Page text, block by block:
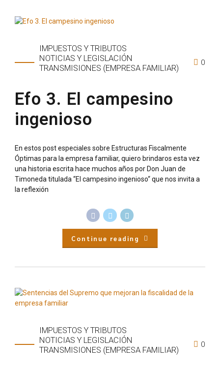
IMPUESTOS Y TRIBUTOS
NOTICIAS Y LEGISLACIÓN
TRANSMISIONES (EMPRESA FAMILIAR)
0
Efo 3. El campesino
ingenioso
En estos post especiales sobre Estructuras Fiscalmente
Óptimas para la empresa familiar, quiero brindaros esta vez
una historia escrita hace muchos años por Don Juan de
Timoneda titulada “El campesino ingenioso“ que nos invita a
la reflexión
Continue reading
IMPUESTOS Y TRIBUTOS
NOTICIAS Y LEGISLACIÓN
TRANSMISIONES (EMPRESA FAMILIAR)
0